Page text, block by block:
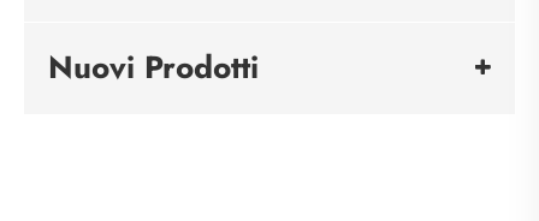
Nuovi Prodotti